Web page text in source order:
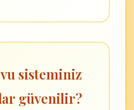
sisteminiz
güvenilir?